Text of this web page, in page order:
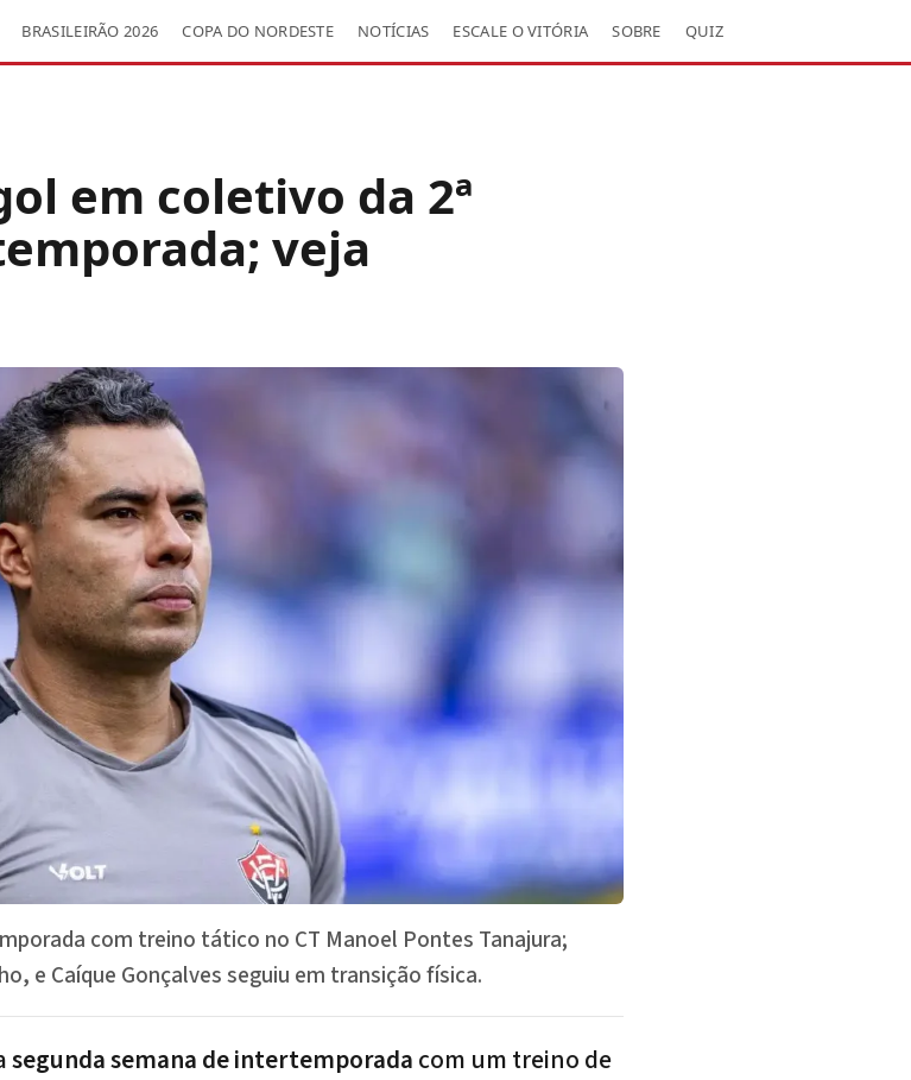
BRASILEIRÃO 2026 COPA DO NORDESTE NOTÍCIAS ESCALE O VITÓRIA SOBRE QUIZ
em coletivo da 2ª
veja
com treino tático no CT Manoel Pontes Tanajura;
e Caíque Gonçalves seguiu em transição física.
segunda semana de intertemporadacom um treino de